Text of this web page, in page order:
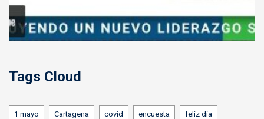
Tags Cloud
1 mayo Cartagena covid encuesta feliz día